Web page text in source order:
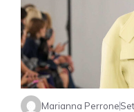
Marianna Perrone